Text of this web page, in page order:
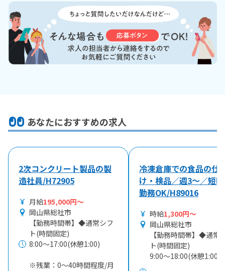
あなたにおすすめの求人
2次コンクリート製品の製
造社員/H72905
月給195,000円～
岡山県総社市
【勤務時間帯】◆通常シフ
ト(時間固定)
8:00〜17:00(休憩1:00)
※残業：0〜40時間程度/月
冷凍倉庫での食品の仕
け・検品／週3～／短
勤務OK/H89016
時給1,300円～
岡山県総社市
【勤務時間帯】◆通常
ト(時間固定)
9:00〜18:00(休憩1:00)